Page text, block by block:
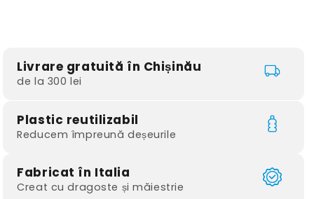
Livrare gratuită în Chișinău
de la 300 lei
Plastic reutilizabil
Reducem împreună deșeurile
Fabricat în Italia
Creat cu dragoste și măiestrie